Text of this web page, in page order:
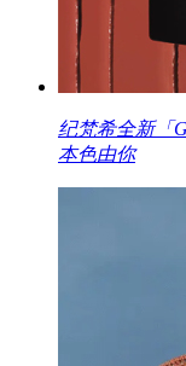
纪梵希全新「
本色由你